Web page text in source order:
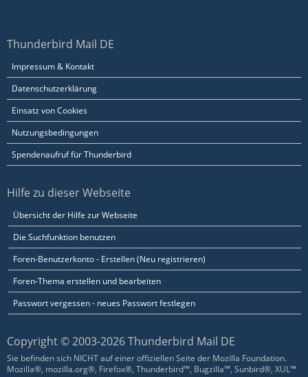
Thunderbird Mail DE
Impressum & Kontakt
Datenschutzerklärung
Einsatz von Cookies
Nutzungsbedingungen
Spendenaufruf für Thunderbird
Hilfe zu dieser Webseite
Übersicht der Hilfe zur Webseite
Die Suchfunktion benutzen
Foren-Benutzerkonto - Erstellen (Neu registrieren)
Foren-Thema erstellen und bearbeiten
Passwort vergessen - neues Passwort festlegen
Copyright © 2003-2026 Thunderbird Mail DE
Sie befinden sich NICHT auf einer offiziellen Seite der Mozilla Foundation.
Mozilla®, mozilla.org®, Firefox®, Thunderbird™, Bugzilla™, Sunbird®, XUL™